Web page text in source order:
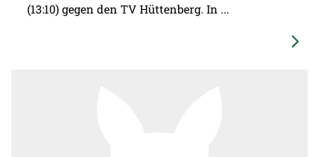
(13:10) gegen den TV Hüttenberg. In ...